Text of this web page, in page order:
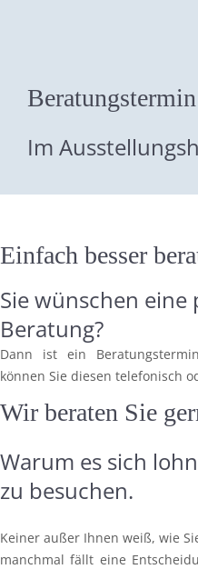
Im
Einfach besser
Sie wünschen eine
Beratung?
Dann ist ein
können Sie diesen telefonisch
Wir beraten Sie
Warum es sich
zu besuchen.
Keiner außer Ihnen weiß, wie
manchmal fällt eine